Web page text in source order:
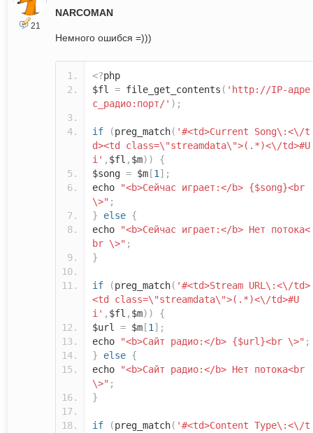
21
NARCOMAN
Немного ошибся =)))
<?php
$fl = file_get_contents ( 'http://IP-адре
с_радио:порт/' );
if (preg_match( '#<td>Current Song\:<\/t
d><td class=\"streamdata\">(.*)<\/td>#U
i' , $fl , $m))
{
$song = $m [1];
echo
"<b>Сейчас играет:</b> {$song}<br
\>" ;
}
else {
echo
"<b>Сейчас играет:</b> Нет потока<
br \>" ;
}
if (preg_match( '#<td>Stream URL\:<\/td>
<td class=\"streamdata\">(.*)<\/td>#U
i' , $fl , $m))
{
$url = $m [1];
echo
"<b>Сайт радио:</b> {$url}<br \>" ;
}
else {
echo
"<b>Сайт радио:</b> Нет потока<br
\>" ;
}
if (preg_match( '#<td>Content Type\:<\/t